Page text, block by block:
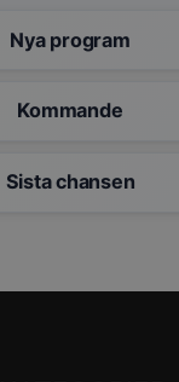
Nya program
Kommande
Sista chansen